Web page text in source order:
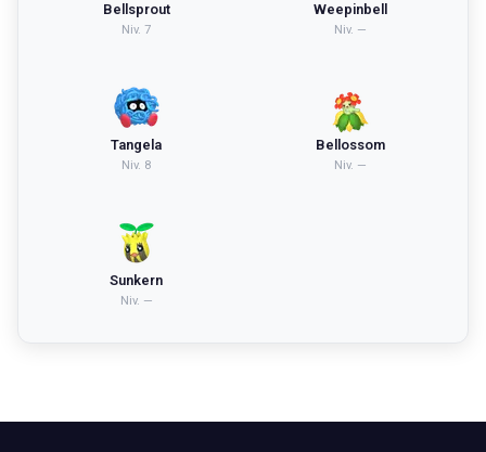
Bellsprout
Niv. 7
Weepinbell
Niv. —
Tangela
Niv. 8
Bellossom
Niv. —
Sunkern
Niv. —